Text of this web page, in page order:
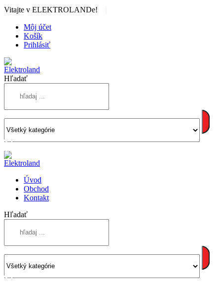
Vitajte v ELEKTROLANDe!
Môj účet
Košík
Prihlásiť
Hľadať
Úvod
Obchod
Kontakt
Hľadať